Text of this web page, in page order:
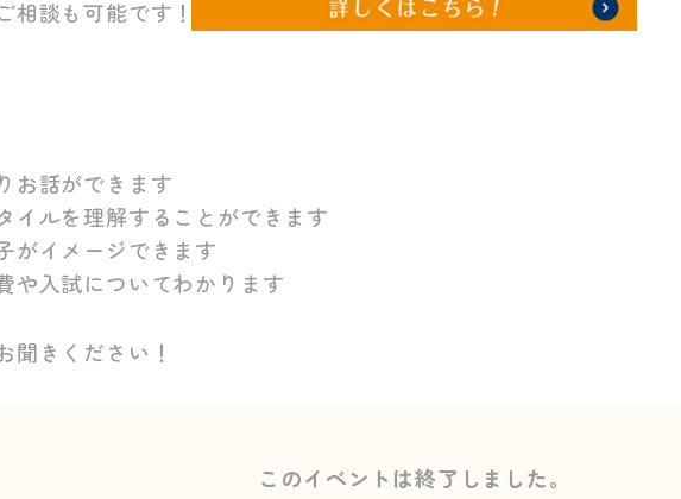
談も可能です！！！☆
お話ができます
ルを理解することができます
がイメージできます
や入試についてわかります
聞きください！
このイベントは終了しました。